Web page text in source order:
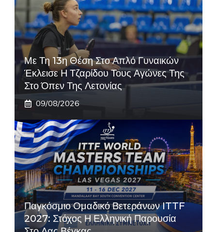
Με Τη 13η Θέση Στο Απλό Γυναικών
Έκλεισε Η Τζαρίδου Τους Αγώνες Της
Στο Όπεν Της Λετονίας
09/08/2026
Παγκόσμιο Ομαδικό Βετεράνων ITTF
2027: Στόχος Η Ελληνική Παρουσία